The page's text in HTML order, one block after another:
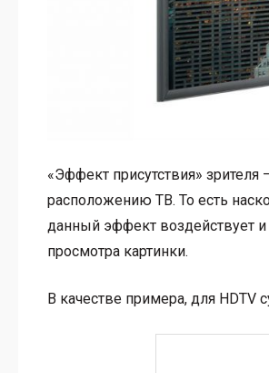
«Эффект присутствия»
расположению ТВ. То есть
данный эффект воздействует
просмотра картинки.
В качестве примера, для